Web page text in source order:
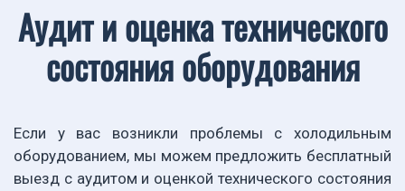
Аудит и оценка технического
состояния оборудования
Если у вас возникли проблемы с холодильным
оборудованием, мы можем предложить бесплатный
выезд с аудитом и оценкой технического состояния